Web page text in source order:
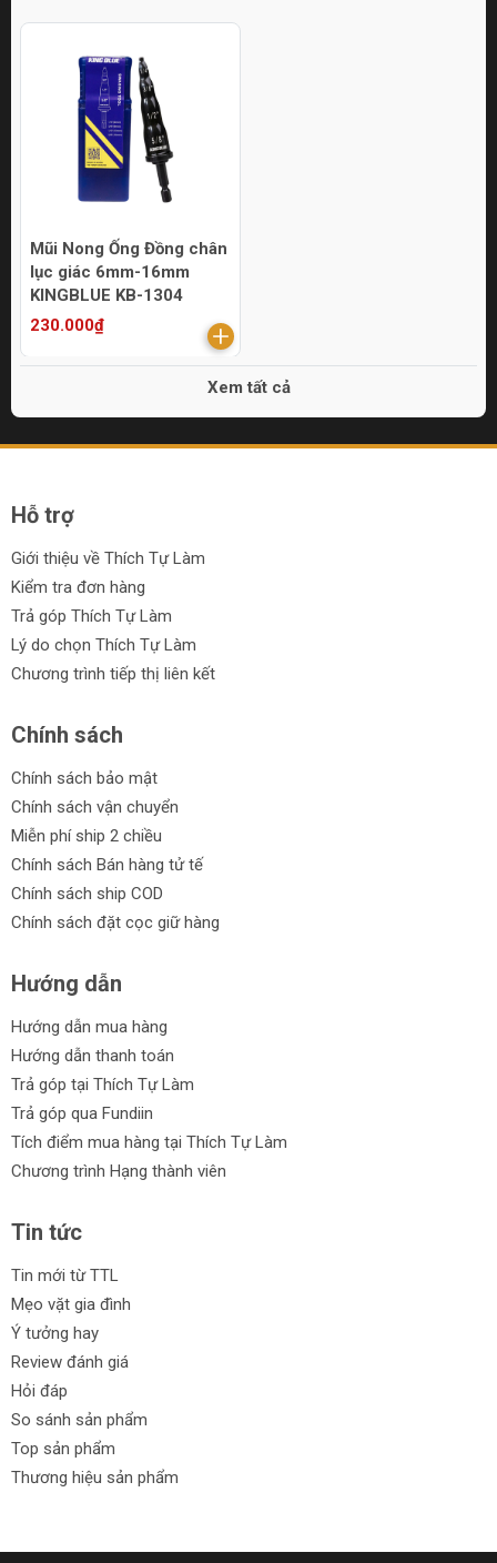
Mũi Nong Ống Đồng chân
lục giác 6mm-16mm
KINGBLUE KB-1304
230.000₫
Xem tất cả
Hỗ trợ
Giới thiệu về Thích Tự Làm
Kiểm tra đơn hàng
Trả góp Thích Tự Làm
Lý do chọn Thích Tự Làm
Chương trình tiếp thị liên kết
Chính sách
Chính sách bảo mật
Chính sách vận chuyển
Miễn phí ship 2 chiều
Chính sách Bán hàng tử tế
Chính sách ship COD
Chính sách đặt cọc giữ hàng
Hướng dẫn
Hướng dẫn mua hàng
Hướng dẫn thanh toán
Trả góp tại Thích Tự Làm
Trả góp qua Fundiin
Tích điểm mua hàng tại Thích Tự Làm
Chương trình Hạng thành viên
Tin tức
Tin mới từ TTL
Mẹo vặt gia đình
Ý tưởng hay
Review đánh giá
Hỏi đáp
So sánh sản phẩm
Top sản phẩm
Thương hiệu sản phẩm